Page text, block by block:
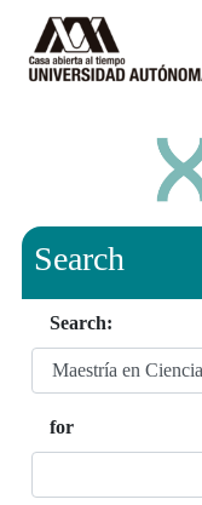
Search
Search:
for